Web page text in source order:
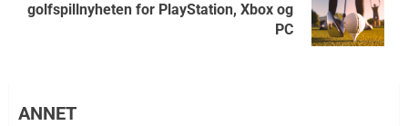
golfspillnyheten for PlayStation, Xbox og
PC
ANNET